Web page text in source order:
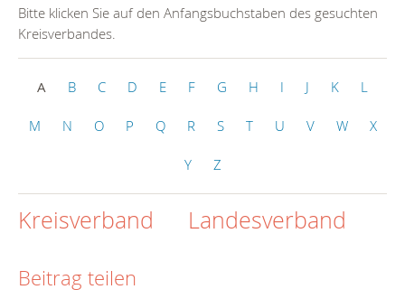
Bitte klicken Sie auf den Anfangsbuchstaben des gesuchten
Kreisverbandes.
A B C D E F G H I J K L
M N O P Q R S T U V W X
Y Z
Kreisverband Landesverband
Beitrag teilen